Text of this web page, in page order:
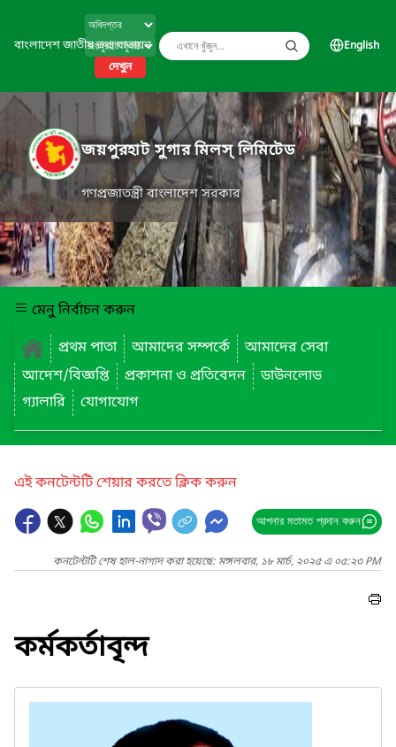
বাংলাদেশ জাতীয় তথ্য বাতায়ন
দেখুন
English
জয়পুরহাট সুগার মিলস্ লিমিটেড
গণপ্রজাতন্ত্রী বাংলাদেশ সরকার
মেনু নির্বাচন করুন
প্রথম পাতা
আমাদের সম্পর্কে
আমাদের সেবা
আদেশ/বিজ্ঞপ্তি
প্রকাশনা ও প্রতিবেদন
ডাউনলোড
গ্যালারি
যোগাযোগ
এই কনটেন্টটি শেয়ার করতে ক্লিক করুন
আপনার মতামত প্রদান করুন
কনটেন্টটি শেষ হাল-নাগাদ করা হয়েছে: মঙ্গলবার, ১৮ মার্চ, ২০২৫ এ ০৫:২৩ PM
কর্মকর্তাবৃন্দ